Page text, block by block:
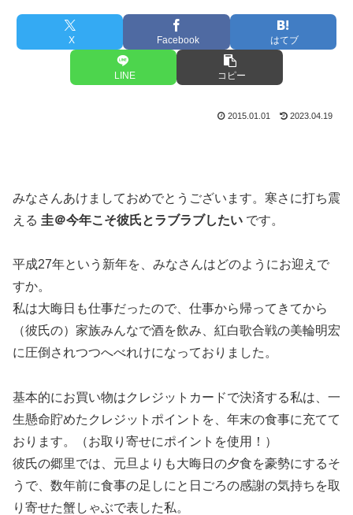
X Facebook はてブ
LINE コピー
2015.01.01 2023.04.19
みなさんあけましておめでとうございます。寒さに打ち震
える 圭＠今年こそ彼氏とラブラブしたい です。
平成27年という新年を、みなさんはどのようにお迎えで
すか。
私は大晦日も仕事だったので、仕事から帰ってきてから
（彼氏の）家族みんなで酒を飲み、紅白歌合戦の美輪明宏
に圧倒されつつへべれけになっておりました。
基本的にお買い物はクレジットカードで決済する私は、一
生懸命貯めたクレジットポイントを、年末の食事に充てて
おります。（お取り寄せにポイントを使用！）
彼氏の郷里では、元旦よりも大晦日の夕食を豪勢にするそ
うで、数年前に食事の足しにと日ごろの感謝の気持ちを取
り寄せた蟹しゃぶで表した私。